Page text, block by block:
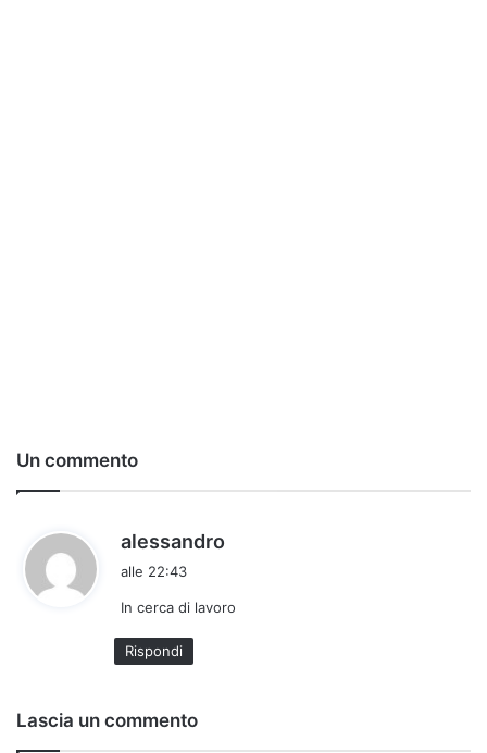
Un commento
alessandro
e
alle 22:43
In cerca di lavoro
Rispondi
Lascia un commento